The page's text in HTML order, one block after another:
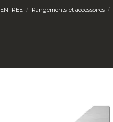
ENTREE Rangements et accessoires